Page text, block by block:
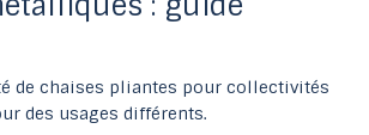
de chaises pliantes pour collectivités
des usages différents.